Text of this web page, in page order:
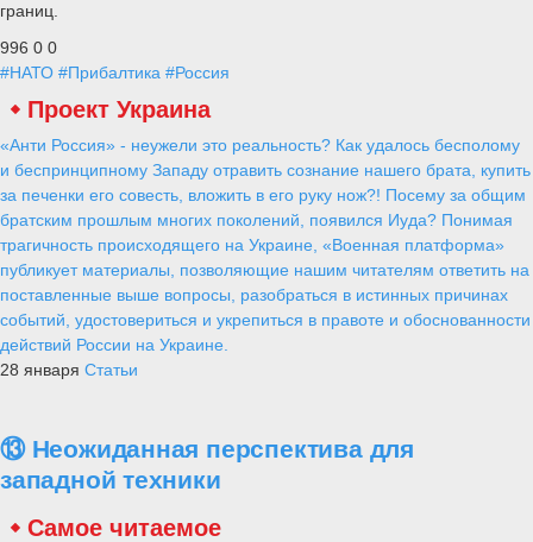
границ.
996 0 0
#НАТО #Прибалтика #Россия
Проект Украина
«Анти Россия» - неужели это реальность? Как удалось бесполому
и беспринципному Западу отравить сознание нашего брата, купить
за печенки его совесть, вложить в его руку нож?! Посему за общим
братским прошлым многих поколений, появился Иуда? Понимая
трагичность происходящего на Украине, «Военная платформа»
публикует материалы, позволяющие нашим читателям ответить на
поставленные выше вопросы, разобраться в истинных причинах
событий, удостовериться и укрепиться в правоте и обоснованности
действий России на Украине.
28 января Статьи
⑬ Неожиданная перспектива для
западной техники
Самое читаемое